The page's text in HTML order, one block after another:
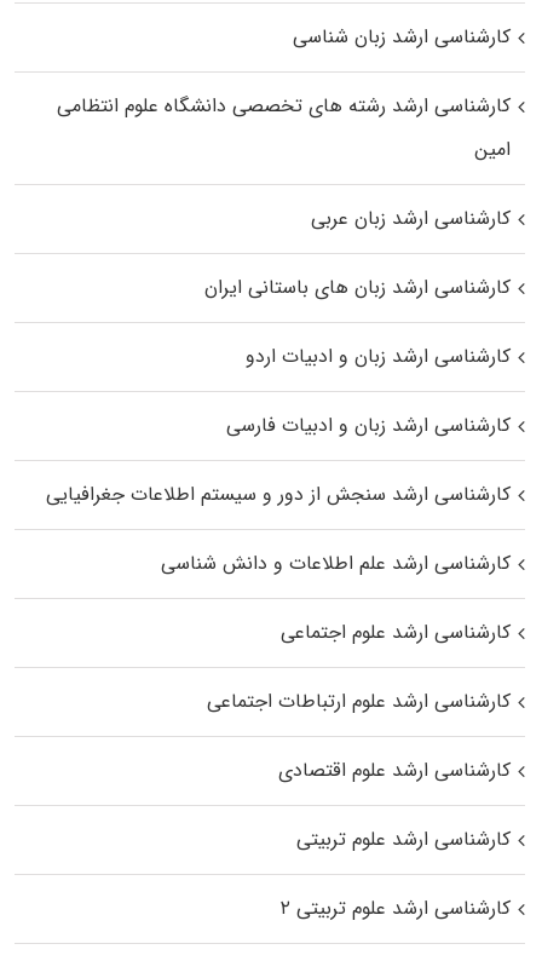
کارشناسی ارشد زبان شناسی
کارشناسی ارشد رﺷﺘﻪ ﻫﺎی تخصصی داﻧﺸﮕﺎه ﻋﻠﻮم انتظامی
اﻣﻴﻦ
کارشناسی ارشد زبان عربی
کارشناسی ارشد زبان‌ های باستانی ایران
کارشناسی ارشد زبان و ادبیات اردو
کارشناسی ارشد زبان و ادبیات فارسی
کارشناسی ارشد سنجش از دور و سیستم اطلاعات جغرافیایی
کارشناسی ارشد علم اطلاعات و دانش شناسی
کارشناسی ارشد علوم اجتماعی
کارشناسی ارشد علوم ارتباطات اجتماعی
کارشناسی ارشد علوم اقتصادی
کارشناسی ارشد علوم تربیتی
کارشناسی ارشد علوم تربیتی ۲